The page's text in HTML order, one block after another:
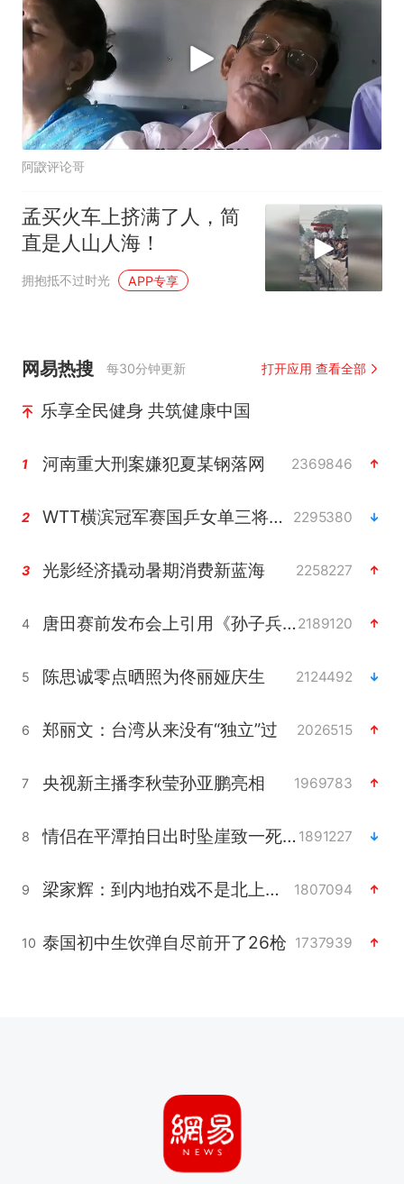
阿鼵评论哥
孟买火车上挤满了人，简
直是人山人海！
拥抱抵不过时光 APP专享
网易热搜 每30分钟更新 打开应用 查看全部
乐享全民健身 共筑健康中国
1 河南重大刑案嫌犯夏某钢落网 2369846
2 WTT横滨冠军赛国乒女单三将晋级四强 2295380
3 光影经济撬动暑期消费新蓝海 2258227
4 唐田赛前发布会上引用《孙子兵法》2189120
5 陈思诚零点晒照为佟丽娅庆生 2124492
6 郑丽文：台湾从来没有“独立”过 2026515
7 央视新主播李秋莹孙亚鹏亮相 1969783
8 情侣在平潭拍日出时坠崖致一死一伤 1891227
9 梁家辉：到内地拍戏不是北上是回归 1807094
10 泰国初中生饮弹自尽前开了26枪 1737939